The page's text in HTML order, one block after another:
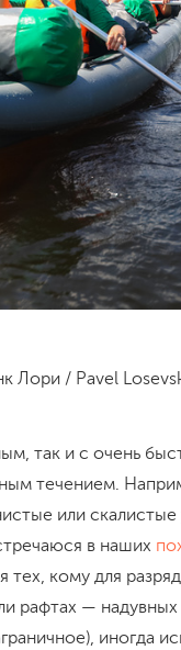
Лори / Pavel
так и с очень
течением.
или
в наших
кому для
рафтах —
иногда